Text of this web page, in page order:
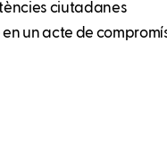
ciutadanes
un acte de